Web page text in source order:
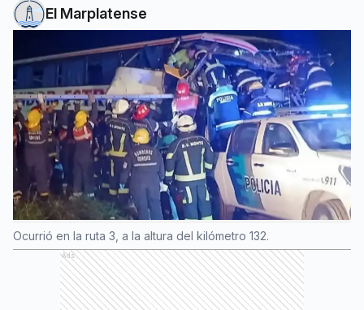
El Marplatense
Ocurrió en la ruta 3, a la altura del kilómetro 132.
Ads